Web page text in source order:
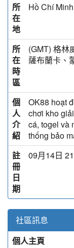
所
在
地
Hồ Chí
所
在
時
區
(GMT) 格林
薩布蘭卡、
個
人
介
紹
OK88 hoạt
chơi kho
cá, togel và
thống bảo
註
冊
日
期
09月14日
社區訊息
個人主頁